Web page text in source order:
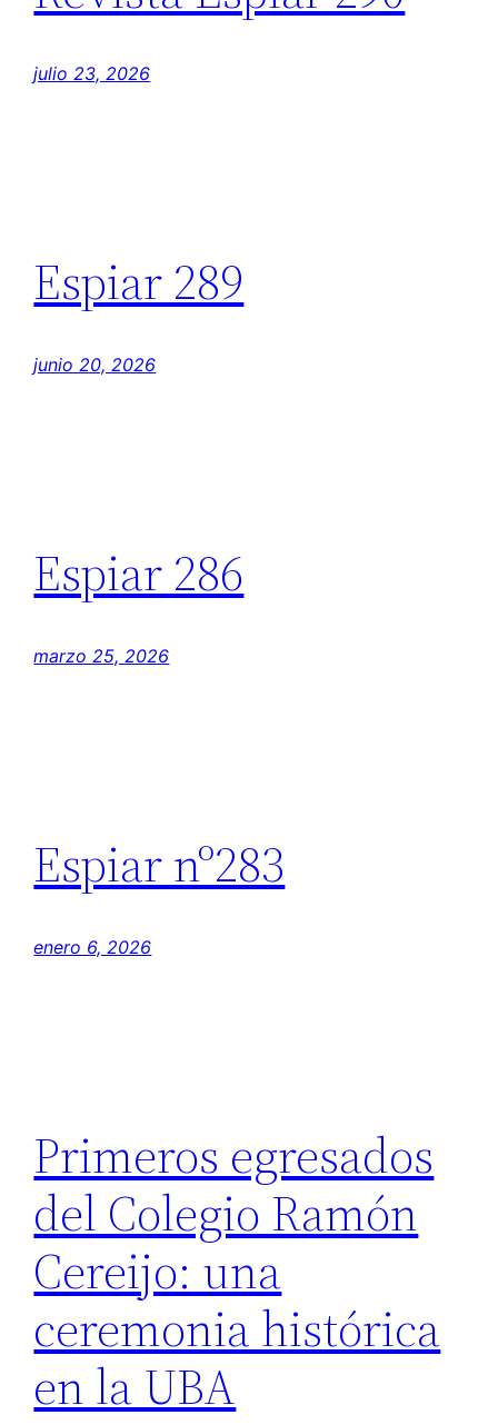
julio 23, 2026
Espiar 289
junio 20, 2026
Espiar 286
marzo 25, 2026
Espiar nº283
enero 6, 2026
Primeros egresados
del Colegio Ramón
Cereijo: una
ceremonia histórica
en la UBA